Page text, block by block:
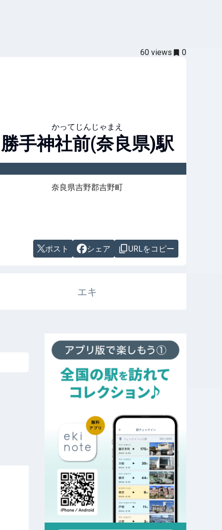
60 views 0
かってじんじゃまえ
勝手神社前(奈良県)駅
奈良県吉野郡吉野町
ポスト シェア URLをコピー
エキ